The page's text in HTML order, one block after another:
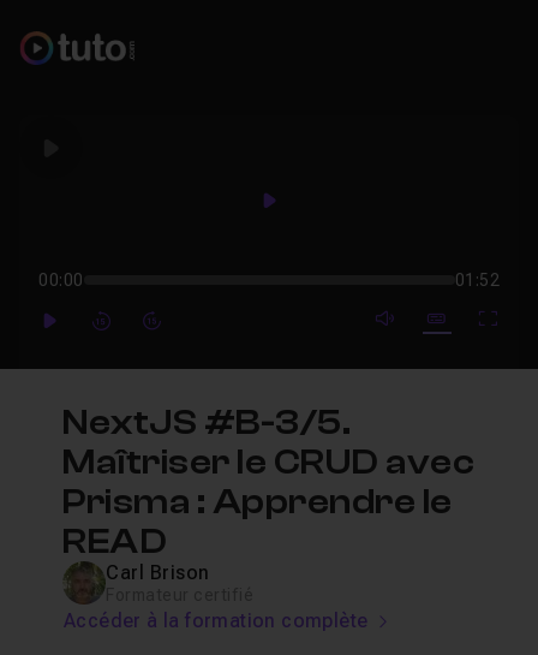
Play
00:00 01:52
ForwardForward mute video
Subtitles
NextJS #B-3/5.
Maîtriser le CRUD avec
Prisma : Apprendre le
READ
Carl Brison
Accéder à la formation complète